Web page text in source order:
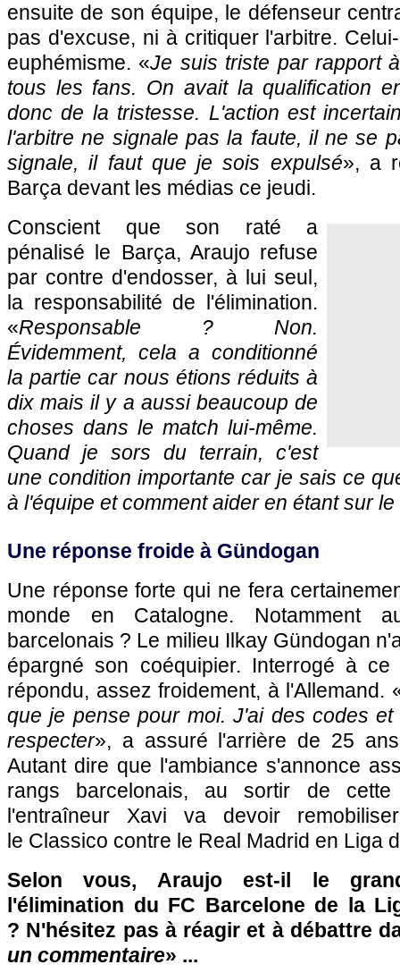
ensuite de son équipe, le défenseur
pas d'excuse, ni à critiquer l'arbitre.
euphémisme. «Je suis triste par rapport
tous les fans. On avait la qualification
donc de la tristesse. L'action est
l'arbitre ne signale pas la faute, il ne se
signale, il faut que je sois expulsé», a
Barça devant les médias ce jeudi.
Conscient que son raté a
pénalisé le Barça, Araujo refuse
par contre d'endosser, à lui seul,
la responsabilité de l'élimination.
«Responsable ? Non.
Évidemment, cela a conditionné
la partie car nous étions réduits à
dix mais il y a aussi beaucoup de
choses dans le match lui-même.
Quand je sors du terrain, c'est
une condition importante car je sais ce
à l'équipe et comment aider en étant sur
Une réponse froide à Gündogan
Une réponse forte qui ne fera
monde en Catalogne. Notamment
barcelonais ? Le milieu Ilkay Gündogan
épargné son coéquipier. Interrogé à
répondu, assez froidement, à l'Allemand.
que je pense pour moi. J'ai des codes
respecter», a assuré l'arrière de 25
Autant dire que l'ambiance s'annonce
rangs barcelonais, au sortir de
l'entraîneur Xavi va devoir
le Classico contre le Real Madrid en Liga
Selon vous, Araujo est-il le
l'élimination du FC Barcelone de la
? N'hésitez pas à réagir et à débattre
un commentaire» ...